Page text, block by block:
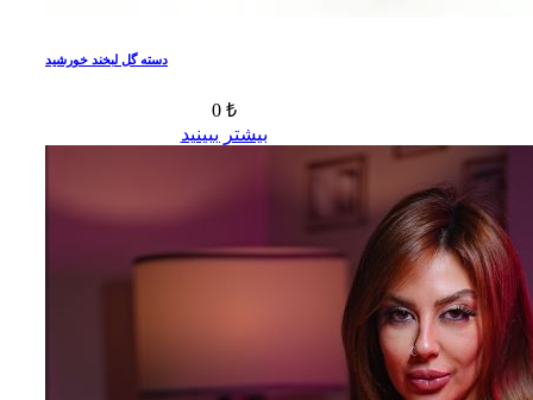
دسته گل لبخند خورشید
0 ₺
بیشتر ببینید